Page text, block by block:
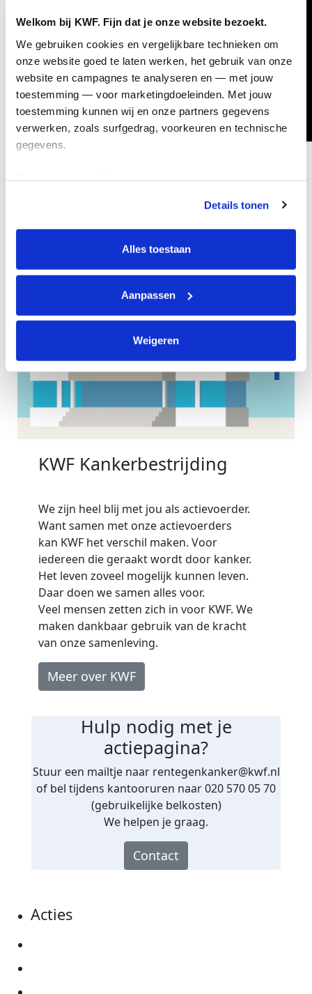
Welkom bij KWF. Fijn dat je onze website bezoekt.
We gebruiken cookies en vergelijkbare technieken om
onze website goed te laten werken, het gebruik van onze
website en campagnes te analyseren en — met jouw
toestemming — voor marketingdoeleinden. Met jouw
toestemming kunnen wij en onze partners gegevens
verwerken, zoals surfgedrag, voorkeuren en technische
gegevens.
tonen. Je kunt je toestemming op elk moment wijzigen of
intrekken via Cookie instellingen onderaan de pagina. De
lijst met cookies is te vinden in het tabblad “details”.
Details tonen
Alles toestaan
Aanpassen
Weigeren
KWF Kankerbestrijding
We zijn heel blij met jou als actievoerder.
Want samen met onze actievoerders
kan KWF het verschil maken. Voor
iedereen die geraakt wordt door kanker.
Het leven zoveel mogelijk kunnen leven.
Daar doen we samen alles voor.
Veel mensen zetten zich in voor KWF. We
maken dankbaar gebruik van de kracht
van onze samenleving.
Meer over KWF
Hulp nodig met je
actiepagina?
Stuur een mailtje naar rentegenkanker@kwf.nl
of bel tijdens kantooruren naar 020 570 05 70
(gebruikelijke belkosten)
We helpen je graag.
Contact
Acties